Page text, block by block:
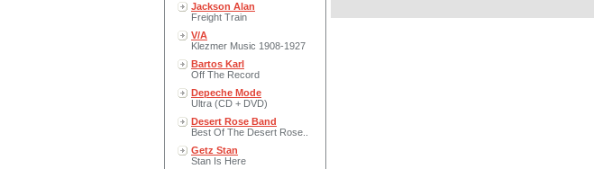
Jackson Alan
Freight Train
V/A
Klezmer Music 1908-1927
Bartos Karl
Off The Record
Depeche Mode
Ultra (CD + DVD)
Desert Rose Band
Best Of The Desert Rose..
Getz Stan
Stan Is Here